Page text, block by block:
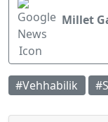
Millet
#Vehhabilik